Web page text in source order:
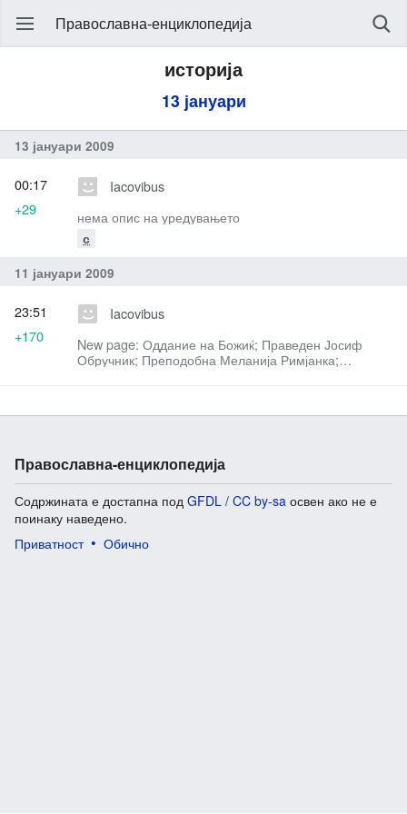
Православна-енциклопедија
историја
13 јануари
13 јануари 2009
Iacovibus
нема опис на уредувањето
с
00:17
+29
11 јануари 2009
Iacovibus
New page: Оддание на Божиќ; Праведен Јосиф
Обручник; Преподобна Меланија Римјанка;
23:51
+170
Православна-енциклопедија
Содржината е достапна под GFDL / CC by-sa освен ако не е
поинаку наведено.
Приватност
Обично